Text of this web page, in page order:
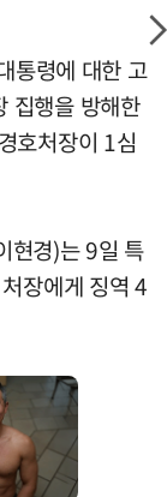
통령에 대한 고
집행을 방해한
호처장이 1심
현경)는 9일 특
장에게 징역 4